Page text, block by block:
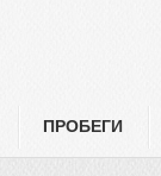
ПРОБЕГИ